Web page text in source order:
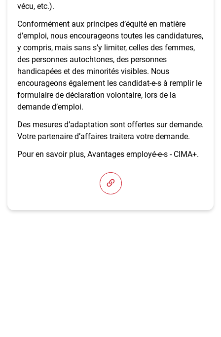
vécu, etc.).
Conformément aux principes d’équité en matière
d’emploi, nous encourageons toutes les candidatures,
y compris, mais sans s’y limiter, celles des femmes,
des personnes autochtones, des personnes
handicapées et des minorités visibles. Nous
encourageons également les candidat-e-s à remplir le
formulaire de déclaration volontaire, lors de la
demande d’emploi.
Des mesures d’adaptation sont offertes sur demande.
Votre partenaire d’affaires traitera votre demande.
Pour en savoir plus, Avantages employé-e-s - CIMA+.